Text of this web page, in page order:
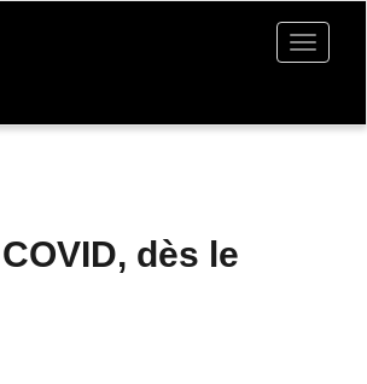
Toggle
dès le